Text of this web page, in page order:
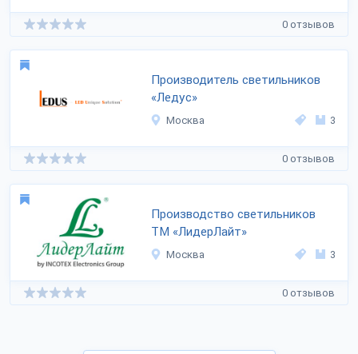
0 отзывов
Производитель светильников
«Ледус»
Москва 3
0 отзывов
Производство светильников
ТМ «ЛидерЛайт»
Москва 3
0 отзывов